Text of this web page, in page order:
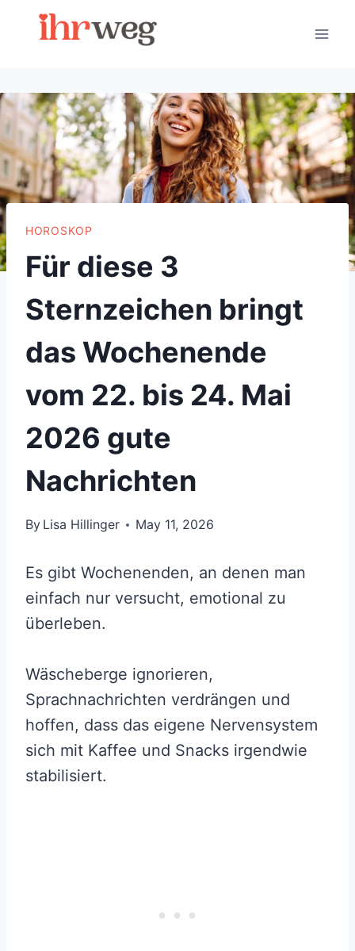
HOROSKOP
Für diese 3
Sternzeichen bringt
das Wochenende
vom 22. bis 24. Mai
2026 gute
Nachrichten
By Lisa Hillinger May 11, 2026
Es gibt Wochenenden, an denen man
einfach nur versucht, emotional zu
überleben.
Wäscheberge ignorieren,
Sprachnachrichten verdrängen und
hoffen, dass das eigene Nervensystem
sich mit Kaffee und Snacks irgendwie
stabilisiert.